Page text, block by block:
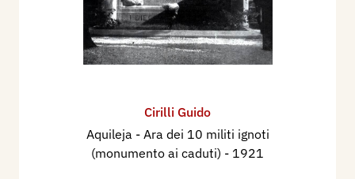
Cirilli Guido
Aquileja - Ara dei 10 militi ignoti
(monumento ai caduti) - 1921